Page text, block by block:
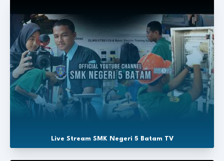
Live Stream SMK Negeri 5 Batam TV